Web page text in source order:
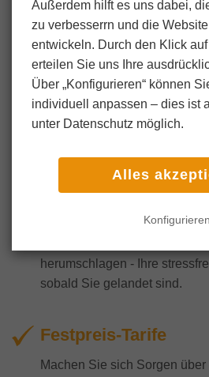
Bequem
FZ-Transfer bietetgünstige
Services zum Festpreis in
vom Frankfurter Flughafen
langen Warteschlangen
herumschlagen - Ihre
sobald Sie gelandet sind.
Festpreis-Tarife
Machen Sie sich Sorgen
Außerdem hilft es uns dabei,
zu verbesserrn und die
entwickeln. Durch den Klick auf
erteilen Sie uns Ihre
Über „Konfigurieren“ können
individuell anpassen ‒ dies ist
unter Datenschutz möglich.
Alles
Konfigurieren